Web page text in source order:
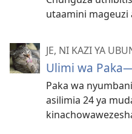
utaamini mageuzi
JE, NI KAZI YA
Ulimi wa
Paka wa
asilimia 24 ya